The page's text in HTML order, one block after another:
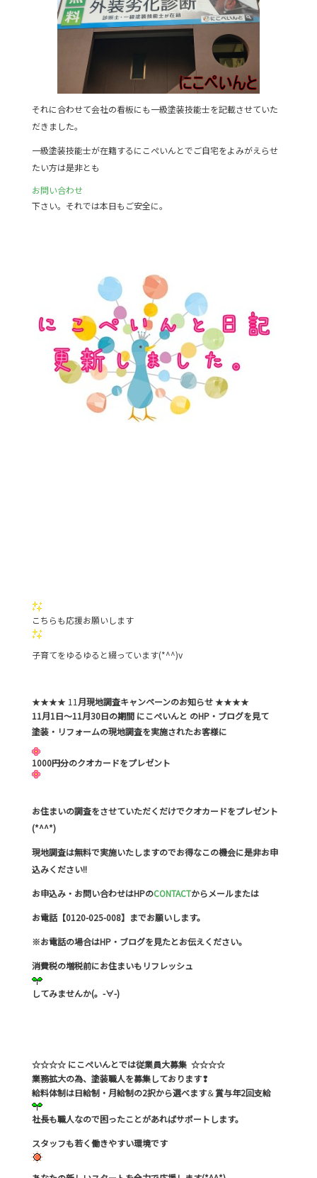
それに合わせて会社の看板にも一級塗装技能士を記載させていた
だきました。
一級塗装技能士が在籍するにこぺいんとでご自宅をよみがえらせ
たい方は是非とも
お問い合わせ
下さい。それでは本日もご安全に。
こちらも応援お願いします
子育てをゆるゆると綴っています(*^^)v
★★★★ 11 月現地調査キャンペーンのお知らせ★★★★
11月1日～11月30日の期間 にこぺいんと のHP・ブログを見て
塗装・リフォームの現地調査を実施されたお客様に
1000円分のクオカードをプレゼント
お住まいの調査をさせていただくだけでクオカードをプレゼント
(*^^*)
現地調査は無料で実施いたしますのでお得なこの機会に是非お申
込みください!!
お申込み・お問い合わせはHPのCONTACTからメールまたは
お電話【0120-025-008】までお願いします。
※お電話の場合はHP・ブログを見たとお伝えください。
消費税の増税前にお住まいもリフレッシュ
してみませんか(。-∀-)
☆☆☆☆ にこぺいんとでは従業員大募集 ☆☆☆☆
業務拡大の為、塗装職人を募集しております❢
給料体制は日給制・月給制の2択から選べます＆賞与年2回支給
社長も職人なので困ったことがあればサポートします。
スタッフも若く働きやすい環境です